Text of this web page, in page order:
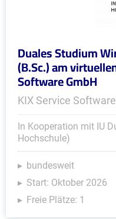
Duales Studium
(B.Sc.) am
Software GmbH
KIX Service
In Kooperation mit IU
Hochschule)
bundesweit
Start: Oktober 2026
Freie Plätze: 1